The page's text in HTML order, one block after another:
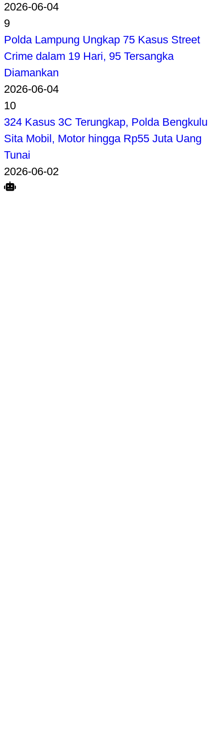
2026-06-04
9
Polda Lampung Ungkap 75 Kasus Street
Crime dalam 19 Hari, 95 Tersangka
Diamankan
2026-06-04
10
324 Kasus 3C Terungkap, Polda Bengkulu
Sita Mobil, Motor hingga Rp55 Juta Uang
Tunai
2026-06-02